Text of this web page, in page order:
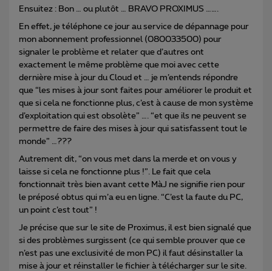
Ensuitez : Bon … ou plutôt … BRAVO PROXIMUS …….
En effet, je téléphone ce jour au service de dépannage pour
mon abonnement professionnel (080033500) pour
signaler le problème et relater que d’autres ont
exactement le même problème que moi avec cette
dernière mise à jour du Cloud et … je m’entends répondre
que “les mises à jour sont faites pour améliorer le produit et
que si cela ne fonctionne plus, c’est à cause de mon système
d’exploitation qui est obsolète” …. “et que ils ne peuvent se
permettre de faire des mises à jour qui satisfassent tout le
monde” …???
Autrement dit, “on vous met dans la merde et on vous y
laisse si cela ne fonctionne plus !”. Le fait que cela
fonctionnait très bien avant cette MàJ ne signifie rien pour
le préposé obtus qui m’a eu en ligne. “C’est la faute du PC,
un point c’est tout” !
Je précise que sur le site de Proximus, il est bien signalé que
si des problèmes surgissent (ce qui semble prouver que ce
n’est pas une exclusivité de mon PC) il faut désinstaller la
mise à jour et réinstaller le fichier à télécharger sur le site.